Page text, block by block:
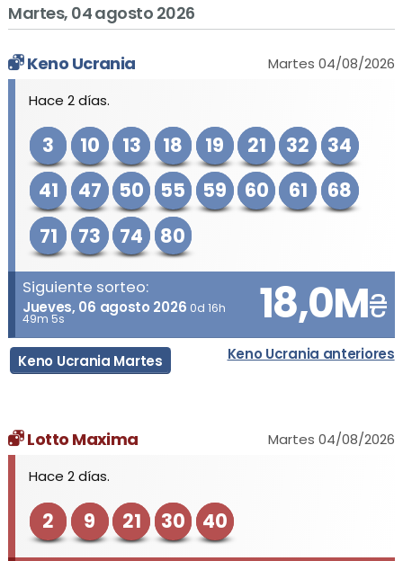
Martes, 04 agosto 2026
Keno Ucrania
Martes 04/08/2026
Hace 2 días.
3 10 13 18 19 21 32
34
41
47 50 55 59 60 61
68
71
73 74 80
Siguiente sorteo:
Jueves, 06 agosto 2026 0d 16h
49m 5s 18,0M₴
Keno Ucrania Martes Keno Ucrania anteriores
Lotto Maxima
Martes 04/08/2026
Hace 2 días.
2 9 21 30 40